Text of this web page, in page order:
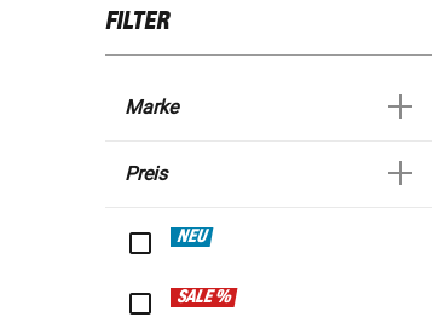
FILTER
Marke
Preis
NEU
SALE %